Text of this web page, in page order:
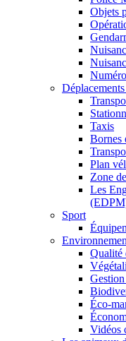
Objets
Taxis
Bornes
Plan
Zone
Les
Sport
Qualité
Éco-
Vidéos